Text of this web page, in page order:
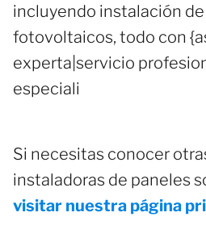
incluyendo instalación
fotovoltaicos, todo con
experta|servicio
especiali
Si necesitas conocer
instaladoras de paneles
visitar nuestra página